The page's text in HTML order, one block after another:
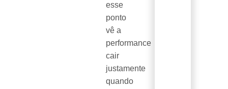
esse
ponto
vê a
performance
cair
justamente
quando